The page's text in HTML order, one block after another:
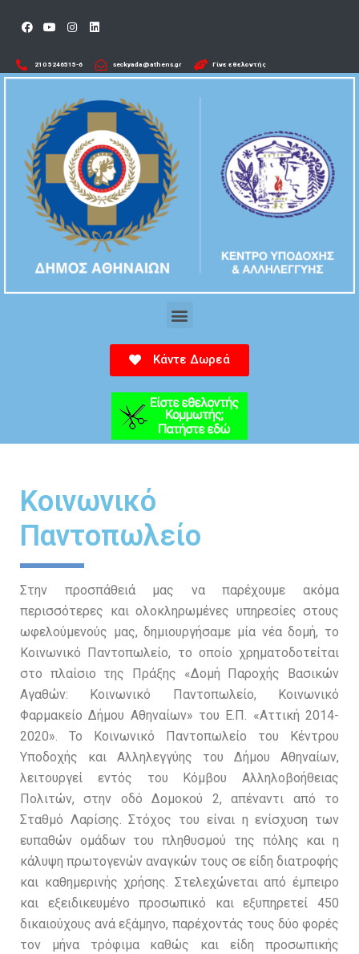
210 5246515-6​ seckyada@athens.gr Γίνε εθελοντής
Κάντε Δωρεά
Κοινωνικό
Παντοπωλείο
Στην προσπάθειά μας να παρέχουμε ακόμα
περισσότερες και ολοκληρωμένες υπηρεσίες στους
ωφελούμενούς μας, δημιουργήσαμε μία νέα δομή, το
Κοινωνικό Παντοπωλείο, το οποίο χρηματοδοτείται
στο πλαίσιο της Πράξης «Δομή Παροχής Βασικών
Αγαθών: Κοινωνικό Παντοπωλείο, Κοινωνικό
Φαρμακείο Δήμου Αθηναίων» του Ε.Π. «Αττική 2014-
2020». Το Κοινωνικό Παντοπωλείο του Κέντρου
Υποδοχής και Αλληλεγγύης του Δήμου Αθηναίων,
λειτουργεί εντός του Κόμβου Αλληλοβοήθειας
Πολιτών, στην οδό Δομοκού 2, απέναντι από το
Σταθμό Λαρίσης. Στόχος του είναι η ενίσχυση των
ευπαθών ομάδων του πληθυσμού της πόλης και η
κάλυψη πρωτογενών αναγκών τους σε είδη διατροφής
και καθημερινής χρήσης. Στελεχώνεται από έμπειρο
και εξειδικευμένο προσωπικό και εξυπηρετεί 450
δικαιούχους ανά εξάμηνο, παρέχοντάς τους δύο φορές
τον μήνα τρόφιμα καθώς και είδη προσωπικής